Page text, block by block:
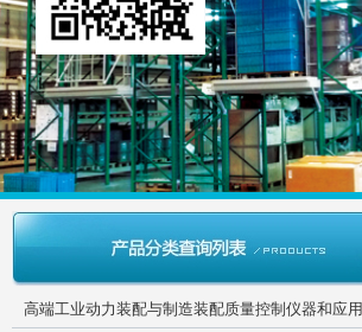
高端工业动力装配与制造装配质量控制仪器和应